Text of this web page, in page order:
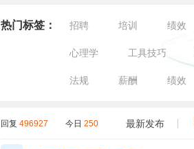
热门标签： 招聘 培训 绩效
心理学 工具技巧
法规 薪酬 绩效
回复 496927 今日 250 最新发布